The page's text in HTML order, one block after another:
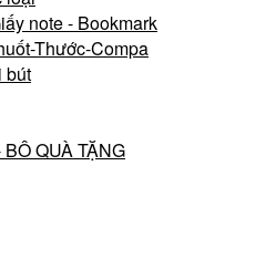
note - Bookmark
Thước-Compa
bút
QUÀ TẶNG